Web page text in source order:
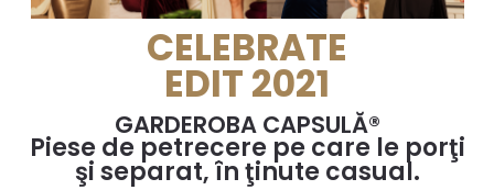
CELEBRATE
EDIT 2021
GARDEROBA CAPSULĂ®
Piese de petrecere pe care le porţi
şi separat, în ţinute casual.